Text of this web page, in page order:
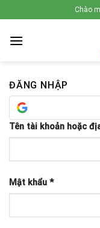
to
content
Chào
ĐĂNG NHẬP
Tên tài khoản hoặc
Mật khẩu *